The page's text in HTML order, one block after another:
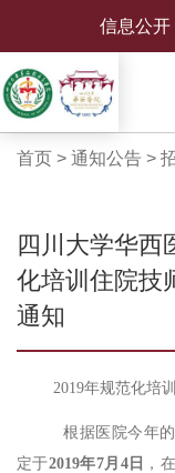
信息公开
首页 > 通知公告>
四川大学华西
化培训住院技
通知
2019年规范化培
根据医院今年
定于2019年7月4日 ，